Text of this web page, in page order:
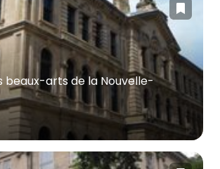
beaux-arts de la Nouvelle-